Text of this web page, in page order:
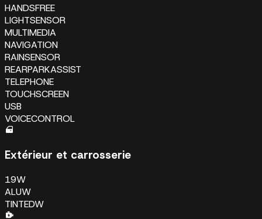
HANDSFREE
LIGHTSENSOR
MULTIMEDIA
NAVIGATION
RAINSENSOR
REARPARKASSIST
TELEPHONE
TOUCHSCREEN
USB
VOICECONTROL
Extérieur et carrosserie
19W
ALUW
TINTEDW